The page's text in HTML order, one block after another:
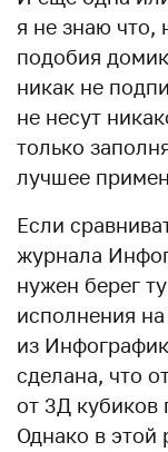
я не знаю что,
подобия
никак не
не несут
только
лучшее
Если
журнала
нужен берег
исполнения
из
сделана, что
от 3Д кубиков
Однако в этой